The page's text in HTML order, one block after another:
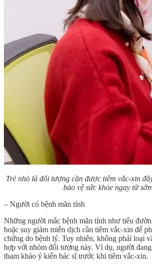
Trẻ nhỏ là đối tượng cần được tiêm vắc-xin
bảo vệ sức khỏe ngay từ
– Người có bệnh mãn tính
Những người mắc bệnh mãn tính như tiểu
hoặc suy giảm miễn dịch cần tiêm vắc-xin để
chứng do bệnh lý. Tuy nhiên, không phải loại
hợp với nhóm đối tượng này. Ví dụ, người
tham khảo ý kiến bác sĩ trước khi tiêm vắc-xin.